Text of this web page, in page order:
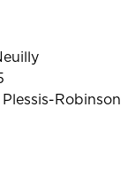
Robinson